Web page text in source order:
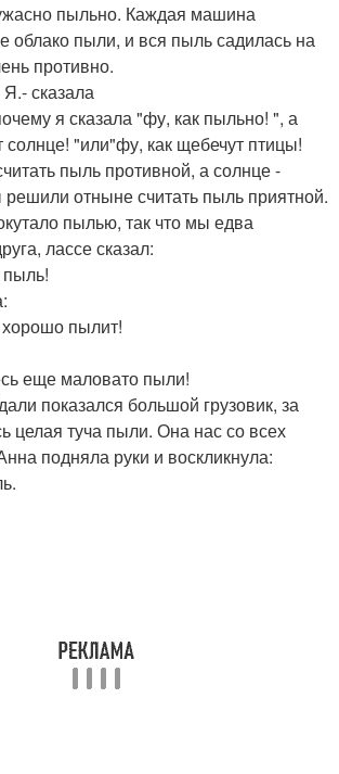
пыльно. Каждая машина
облако пыли, и вся пыль садилась на
противно.
сказала
я сказала "фу, как пыльно! ", а
солнце! "или"фу, как щебечут птицы!
пыль противной, а солнце -
отныне считать пыль приятной.
пылью, так что мы едва
лассе сказал:
пыль!
хорошо пылит!
еще маловато пыли!
показался большой грузовик, за
целая туча пыли. Она нас со всех
подняла руки и воскликнула: